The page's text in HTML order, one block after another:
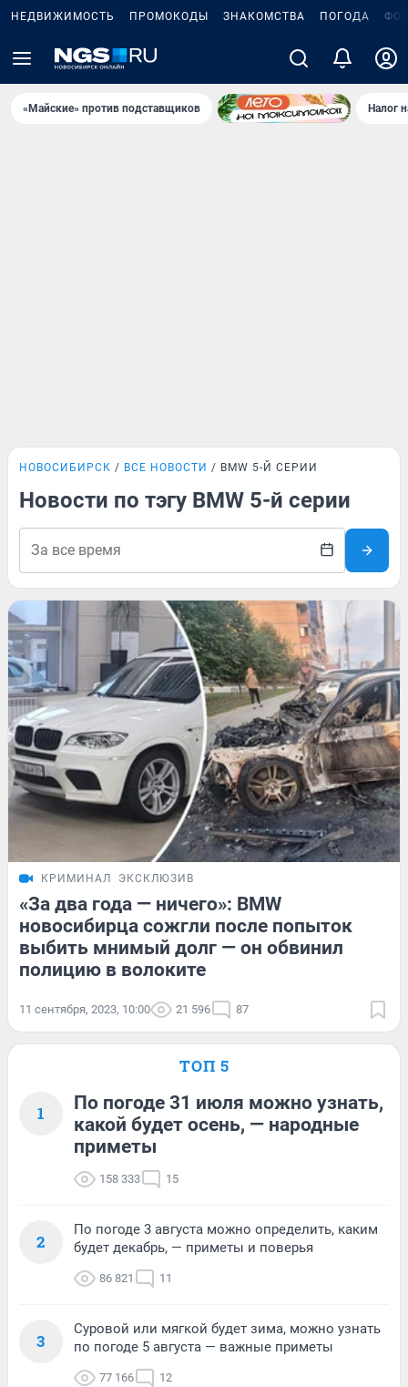
НЕДВИЖИМОСТЬ ПРОМОКОДЫ ЗНАКОМСТВА ПОГОДА
«Майские» против подставщиков Налог
НОВОСИБИРСК ВСЕ НОВОСТИ BMW 5-Й СЕРИИ
Новости по тэгу BMW 5-й серии
КРИМИНАЛ ЭКСКЛЮЗИВ
«За два года — ничего»: BMW
новосибирца сожгли после попыток
выбить мнимый долг — он обвинил
полицию в волоките
11 сентября, 2023, 10:00 21 596 87
ТОП 5
1
По погоде 31 июля можно узнать,
какой будет осень, — народные
приметы
158 333 15
2
По погоде 3 августа можно определить, каким
будет декабрь, — приметы и поверья
86 821 11
3
Суровой или мягкой будет зима, можно узнать
по погоде 5 августа — важные приметы
77 166 12